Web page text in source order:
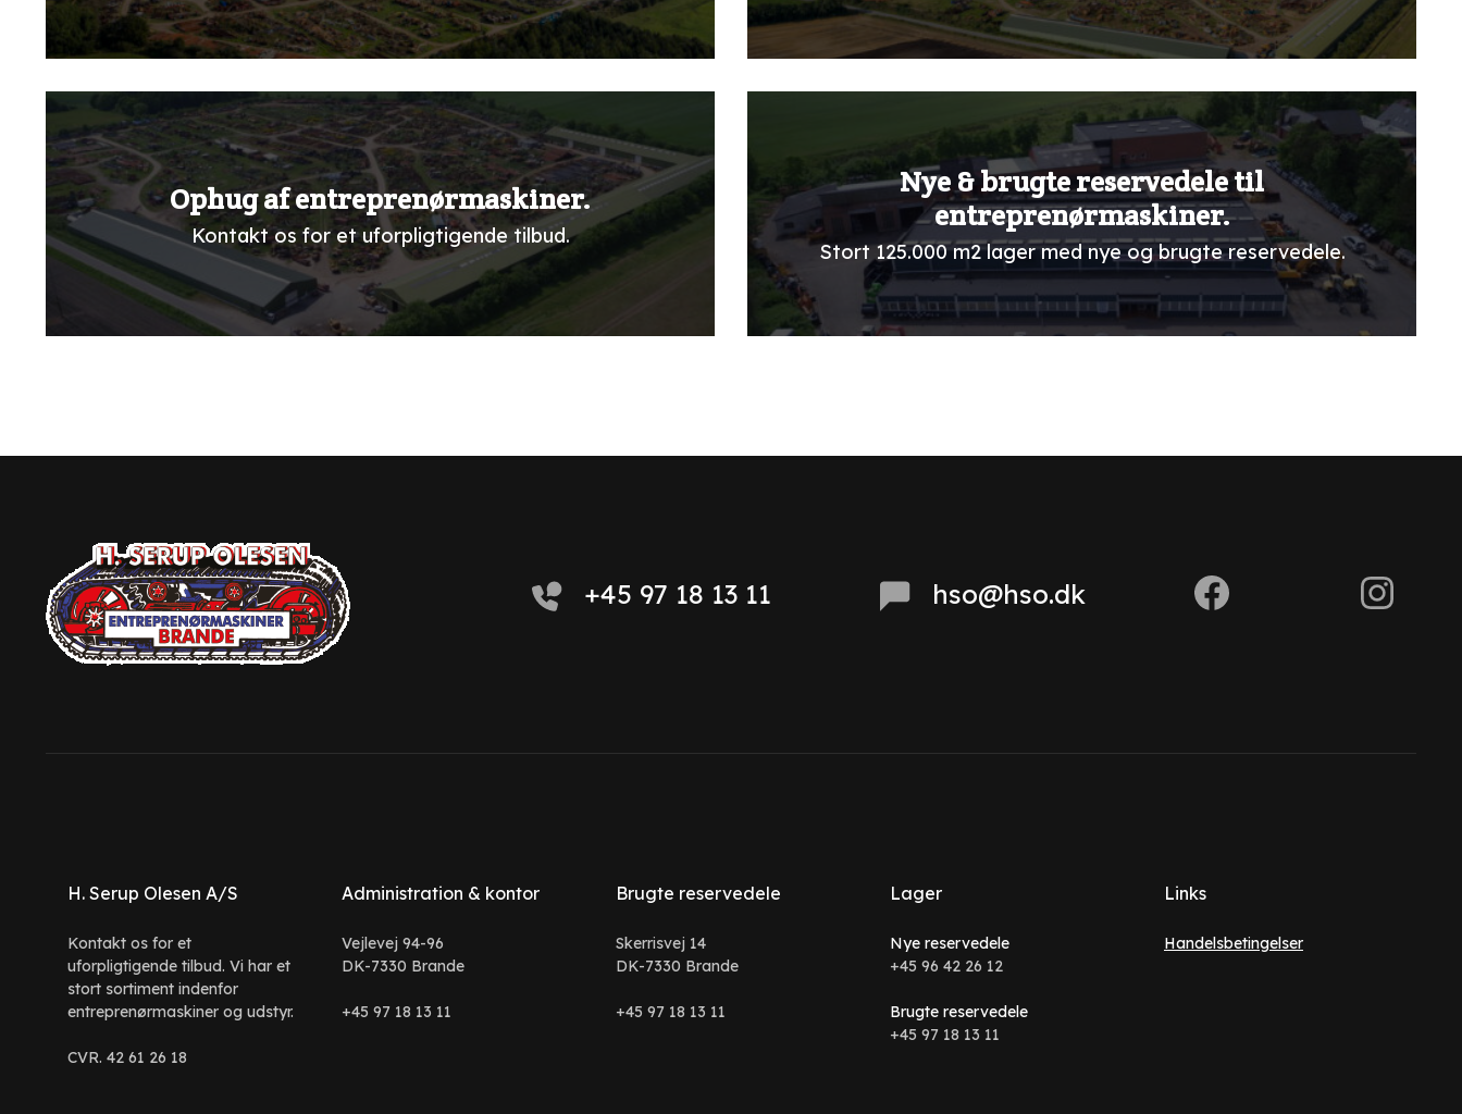
Ophug af entreprenørmaskiner.
Kontakt os for et uforpligtigende tilbud.
Nye & brugte reservedele til
entreprenørmaskiner.
Stort 125.000 m2 lager med nye og brugte reservedele.
+45 97 18 13 11 hso@hso.dk
H. Serup Olesen A/S
Kontakt os for et
uforpligtigende tilbud. Vi har et
stort sortiment indenfor
entreprenørmaskiner og udstyr.
CVR. 42 61 26 18
Administration & kontor
Vejlevej 94-96
DK-7330 Brande
+45 97 18 13 11
Brugte reservedele
Skerrisvej 14
DK-7330 Brande
+45 97 18 13 11
Lager
Nye reservedele
+45 96 42 26 12
Brugte reservedele
+45 97 18 13 11
Links
Handelsbetingelser